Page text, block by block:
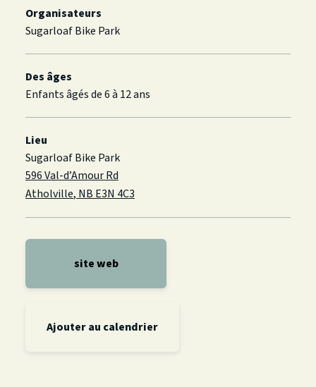
Organisateurs
Sugarloaf Bike Park
Des âges
Enfants âgés de 6 à 12 ans
Lieu
Sugarloaf Bike Park
596 Val-d’Amour Rd
Atholville, NB E3N 4C3
site web
Ajouter au calendrier